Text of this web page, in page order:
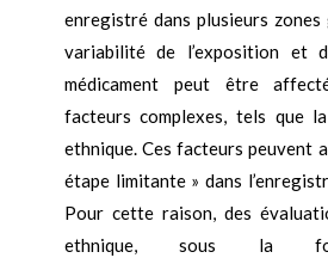
enregistré dans plusieurs zones
variabilité de l’exposition et
médicament peut être
facteurs complexes, tels que
ethnique. Ces facteurs peuvent
étape limitante » dans
Pour cette raison, des
ethnique, sous la